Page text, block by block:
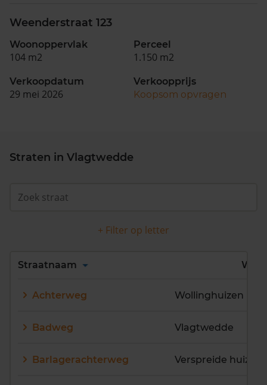
Weenderstraat 123
Woonoppervlak
104 m2
Perceel
1.150 m2
Verkoopdatum
29 mei 2026
Verkoopprijs
Koopsom opvragen
Straten in Vlagtwedde
+ Filter op letter
Alles
Q
R U
V
Straatnaam Wijk
Achterweg Wollinghuizen
Badweg Vlagtwedde
Barlagerachterweg Verspreide huizen